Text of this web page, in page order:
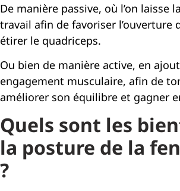
De manière passive, où l’on laisse
travail afin de favoriser l’ouverture
étirer le quadriceps.
Ou bien de manière active, en
engagement musculaire, afin de
améliorer son équilibre et gagner
Quels sont les
la posture de la
?